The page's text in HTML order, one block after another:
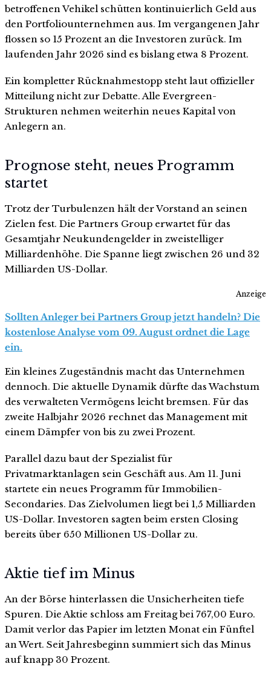
betroffenen Vehikel schütten kontinuierlich Geld aus
den Portfoliounternehmen aus. Im vergangenen Jahr
flossen so 15 Prozent an die Investoren zurück. Im
laufenden Jahr 2026 sind es bislang etwa 8 Prozent.
Ein kompletter Rücknahmestopp steht laut offizieller
Mitteilung nicht zur Debatte. Alle Evergreen-
Strukturen nehmen weiterhin neues Kapital von
Anlegern an.
Prognose steht, neues Programm
startet
Trotz der Turbulenzen hält der Vorstand an seinen
Zielen fest. Die Partners Group erwartet für das
Gesamtjahr Neukundengelder in zweistelliger
Milliardenhöhe. Die Spanne liegt zwischen 26 und 32
Milliarden US-Dollar.
Anzeige
Sollten Anleger bei Partners Group jetzt handeln? Die
kostenlose Analyse vom 09. August ordnet die Lage
ein.
Ein kleines Zugeständnis macht das Unternehmen
dennoch. Die aktuelle Dynamik dürfte das Wachstum
des verwalteten Vermögens leicht bremsen. Für das
zweite Halbjahr 2026 rechnet das Management mit
einem Dämpfer von bis zu zwei Prozent.
Parallel dazu baut der Spezialist für
Privatmarktanlagen sein Geschäft aus. Am 11. Juni
startete ein neues Programm für Immobilien-
Secondaries. Das Zielvolumen liegt bei 1,5 Milliarden
US-Dollar. Investoren sagten beim ersten Closing
bereits über 650 Millionen US-Dollar zu.
Aktie tief im Minus
An der Börse hinterlassen die Unsicherheiten tiefe
Spuren. Die Aktie schloss am Freitag bei 767,00 Euro.
Damit verlor das Papier im letzten Monat ein Fünftel
an Wert. Seit Jahresbeginn summiert sich das Minus
auf knapp 30 Prozent.